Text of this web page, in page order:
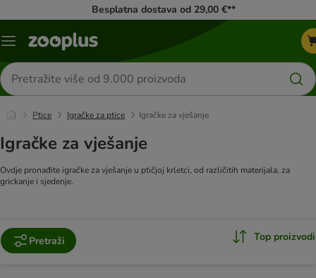
Besplatna dostava od 29,00 €**
Izbornik
Traži
proizvode
Ptice Igračke za ptice Igračke za vješanje
Igračke za vješanje
Ovdje pronađite igračke za vješanje u ptičjoj krletci, od različitih materijala, za
grickanje i sjedenje.
Pretraži Top proizvodi